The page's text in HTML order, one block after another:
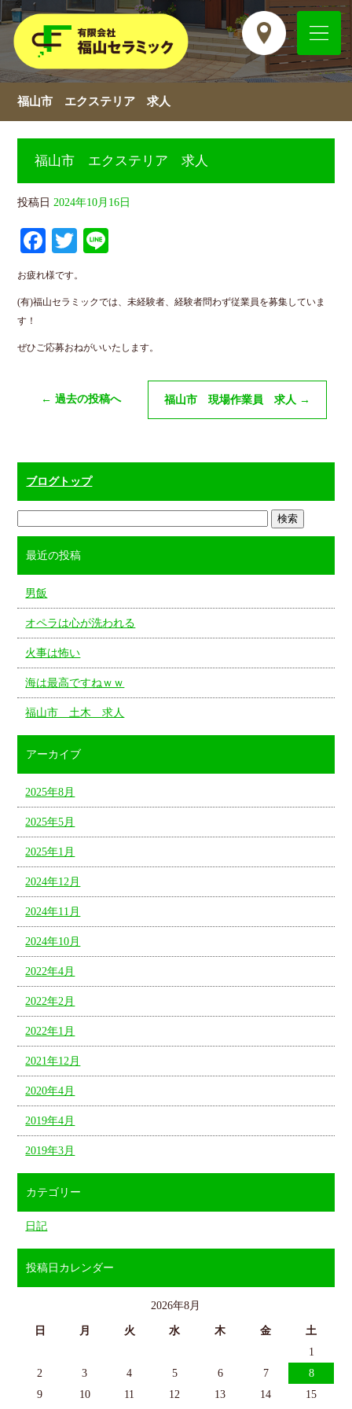
福山市 エクステリア 求人
福山市 エクステリア 求人
投稿日 2024年10月16日
Fa
ce
bo
ok
T
tte
お疲れ様です。
(有)福山セラミックでは、未経験者、経験者問わず従業員を募集していま
す！
ぜひご応募おねがいいたします。
← 過去の投稿へ 福山市 現場作業員 求人 →
ブログトップ
最近の投稿
男飯
オペラは心が洗われる
火事は怖い
海は最高ですねｗｗ
福山市 土木 求人
アーカイブ
2025年8月
2025年5月
2025年1月
2024年12月
2024年11月
2024年10月
2022年4月
2022年2月
2022年1月
2021年12月
2020年4月
2019年4月
2019年3月
カテゴリー
日記
投稿日カレンダー
2026年8月
日 月 火 水 木 金
土
1
2
3 4 5 6 7
8
9
10 11 12 13 14 15